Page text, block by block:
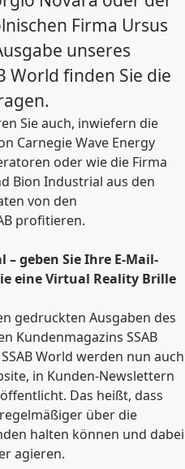
Firma Ursus
unseres
World finden Sie die
Sie auch, inwiefern die
Carnegie Wave Energy
oder wie die Firma
Bion Industrial aus den
von den
profitieren.
geben Sie Ihre E-Mail-
eine Virtual Reality Brille
gedruckten Ausgaben des
Kundenmagazins SSAB
World werden nun auch
in Kunden-Newslettern
Das heißt, dass
über die
halten können und dabei
agieren.